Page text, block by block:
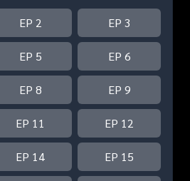
EP 2 EP 3
EP 5 EP 6
EP 8 EP 9
EP 11 EP 12
EP 14 EP 15